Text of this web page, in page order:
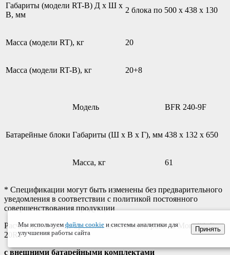
Габариты (модели RT-B) Д х Ш х
В, мм
2 блока по 500 х 438 х 130
Масса (модели RT), кг 20
Масса (модели RT-B), кг 20+8
Батарейные блоки
Модель BFR 240-9F
Габариты (Ш х В х Г), мм 438 х 132 х 650
Масса, кг 61
* Спецификации могут быть изменены без предварительного
уведомления в соответствии с политикой постоянного
совершенствования продукции
Расчет примерного времени автономной работы Monolith F
20RT
с внешними батарейными комплектами
Мы используем файлы cookie и системы аналитики для
улучшения работы сайта
Принять